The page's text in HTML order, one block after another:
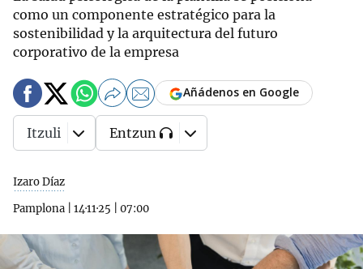
como un componente estratégico para la
sostenibilidad y la arquitectura del futuro
corporativo de la empresa
Izaro Díaz
Pamplona
14·11·25 07:00
Añádenos en Google
Itzuli Entzun